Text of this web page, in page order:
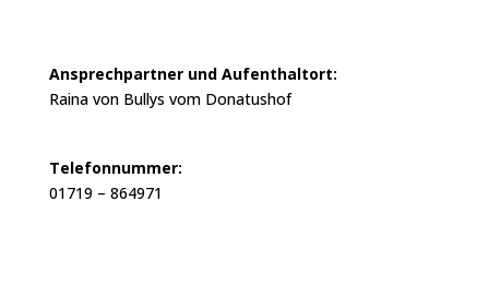
Ansprechpartner und Aufenthaltort:
Raina von Bullys vom Donatushof
Telefonnummer:
01719 – 864971